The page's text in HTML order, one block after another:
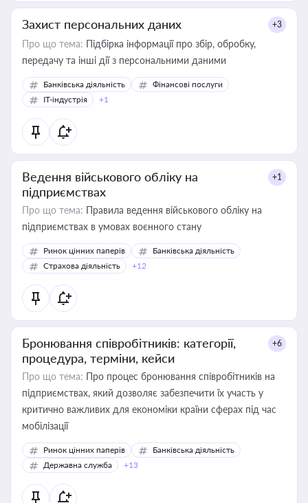
Захист персональних даних +3
Про що тема: Підбірка інформації про збір, обробку,
передачу та інші дії з персональними даними
Банківська діяльність
Фінансові послуги
IT-індустрія
+1
Ведення військового обліку на
підприємствах
+1
Про що тема: Правила ведення військового обліку на
підприємствах в умовах воєнного стану
Ринок цінних паперів
Банківська діяльність
Страхова діяльність
+12
Бронювання співробітників: категорії,
процедура, терміни, кейси
+6
Про що тема: Про процес бронювання співробітників на
підприємствах, який дозволяє забезпечити їх участь у
критично важливих для економіки країни сферах під час
мобілізації
Ринок цінних паперів
Банківська діяльність
Державна служба
+13